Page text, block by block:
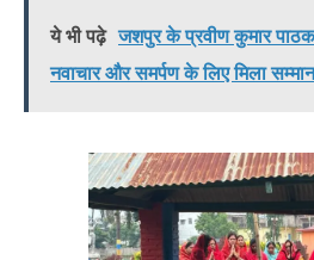
ये भी पढ़े जशपुर के प्रवीण कुमार
नवाचार और समर्पण के लिए मिला सम्मान